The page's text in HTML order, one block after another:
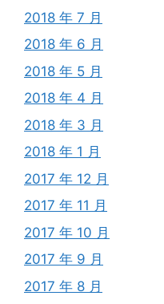
2018 年 7 月
2018 年 6 月
2018 年 5 月
2018 年 4 月
2018 年 3 月
2018 年 1 月
2017 年 12 月
2017 年 11 月
2017 年 10 月
2017 年 9 月
2017 年 8 月